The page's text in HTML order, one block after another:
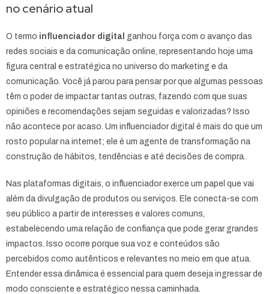
no cenário atual
O termo influenciador digital ganhou força com o avanço das
redes sociais e da comunicação online, representando hoje uma
figura central e estratégica no universo do marketing e da
comunicação. Você já parou para pensar por que algumas pessoas
têm o poder de impactar tantas outras, fazendo com que suas
opiniões e recomendações sejam seguidas e valorizadas? Isso
não acontece por acaso. Um influenciador digital é mais do que um
rosto popular na internet; ele é um agente de transformação na
construção de hábitos, tendências e até decisões de compra.
Nas plataformas digitais, o influenciador exerce um papel que vai
além da divulgação de produtos ou serviços. Ele conecta-se com
seu público a partir de interesses e valores comuns,
estabelecendo uma relação de confiança que pode gerar grandes
impactos. Isso ocorre porque sua voz e conteúdos são
percebidos como autênticos e relevantes no meio em que atua.
Entender essa dinâmica é essencial para quem deseja ingressar de
modo consciente e estratégico nessa caminhada.